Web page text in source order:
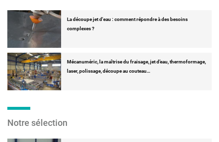
La découpe jet d'eau : comment répondre à des besoins
complexes ?
Mécanuméric, la maîtrise du fraisage, jet d’eau, thermoformage,
laser, polissage, découpe au couteau…
Notre sélection